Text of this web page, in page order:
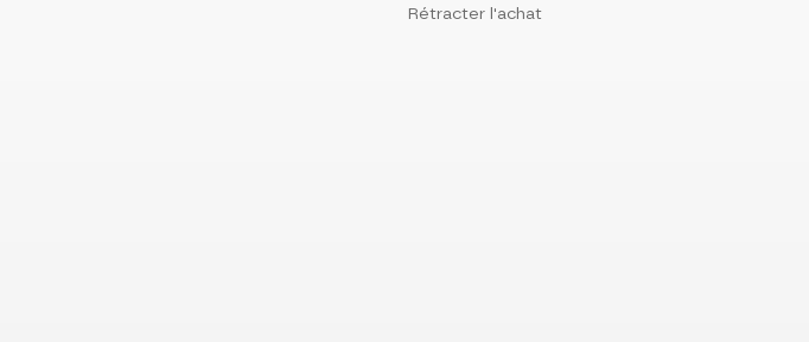
Rétracter l'achat